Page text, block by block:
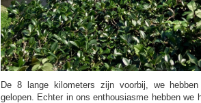
De 8 lange kilometers zijn voorbij, we
gelopen. Echter in ons enthousiasme hebben we